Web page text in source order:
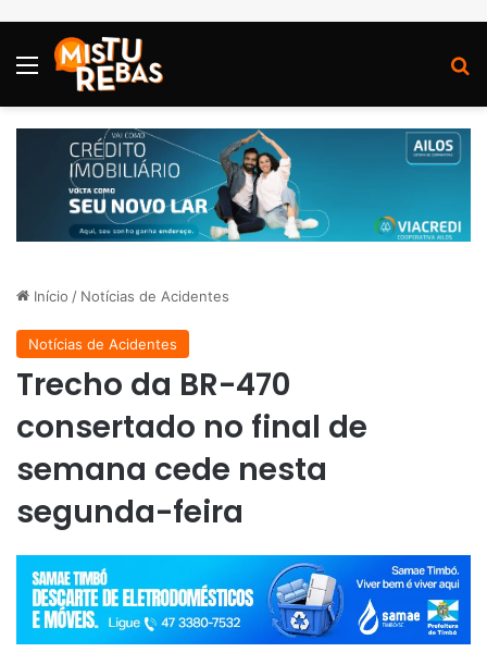
Menu
Início / Notícias de Acidentes
Notícias de Acidentes
Trecho da BR-470
consertado no final de
semana cede nesta
segunda-feira